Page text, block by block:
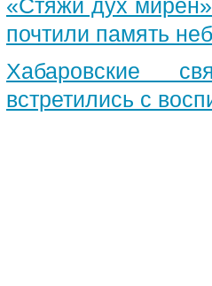
«Стяжи дух
почтили память
Хабаровские
встретились с